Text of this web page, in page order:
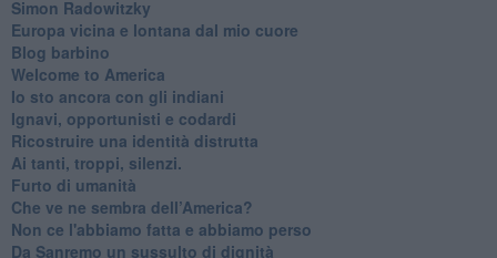
Simon Radowitzky
Europa vicina e lontana dal mio cuore
Blog barbino
Welcome to America
​Io sto ancora con gli indiani
​Ignavi, opportunisti e codardi
Ricostruire una identità distrutta
Ai tanti, troppi, silenzi.
​Furto di umanità
​Che ve ne sembra dell’America?
Non ce l'abbiamo fatta e abbiamo perso
​Da Sanremo un sussulto di dignità